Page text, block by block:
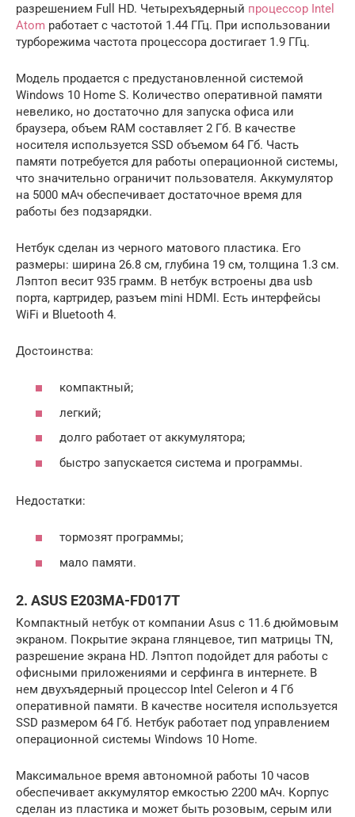
разрешением Full HD. Четырехъядерный процессор Intel
Atom работает с частотой 1.44 ГГц. При использовании
турборежима частота процессора достигает 1.9 ГГц.
Модель продается с предустановленной системой
Windows 10 Home S. Количество оперативной памяти
невелико, но достаточно для запуска офиса или
браузера, объем RAM составляет 2 Гб. В качестве
носителя используется SSD объемом 64 Гб. Часть
памяти потребуется для работы операционной системы,
что значительно ограничит пользователя. Аккумулятор
на 5000 мАч обеспечивает достаточное время для
работы без подзарядки.
Нетбук сделан из черного матового пластика. Его
размеры: ширина 26.8 см, глубина 19 см, толщина 1.3 см.
Лэптоп весит 935 грамм. В нетбук встроены два usb
порта, картридер, разъем mini HDMI. Есть интерфейсы
WiFi и Bluetooth 4.
Достоинства:
компактный;
легкий;
долго работает от аккумулятора;
быстро запускается система и программы.
Недостатки:
тормозят программы;
мало памяти.
2. ASUS E203MA-FD017T
Компактный нетбук от компании Asus с 11.6 дюймовым
экраном. Покрытие экрана глянцевое, тип матрицы TN,
разрешение экрана HD. Лэптоп подойдет для работы с
офисными приложениями и серфинга в интернете. В
нем двухъядерный процессор Intel Celeron и 4 Гб
оперативной памяти. В качестве носителя используется
SSD размером 64 Гб. Нетбук работает под управлением
операционной системы Windows 10 Home.
Максимальное время автономной работы 10 часов
обеспечивает аккумулятор емкостью 2200 мАч. Корпус
сделан из пластика и может быть розовым, серым или